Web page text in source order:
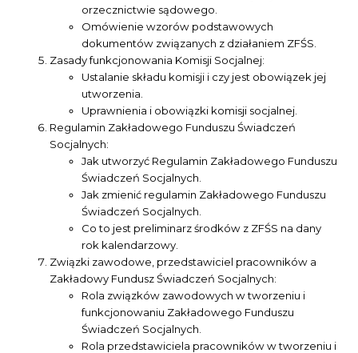
orzecznictwie sądowego.
Omówienie wzorów podstawowych
dokumentów związanych z działaniem ZFŚS.
Zasady funkcjonowania Komisji Socjalnej:
Ustalanie składu komisji i czy jest obowiązek jej
utworzenia.
Uprawnienia i obowiązki komisji socjalnej.
Regulamin Zakładowego Funduszu Świadczeń
Socjalnych:
Jak utworzyć Regulamin Zakładowego Funduszu
Świadczeń Socjalnych.
Jak zmienić regulamin Zakładowego Funduszu
Świadczeń Socjalnych.
Co to jest preliminarz środków z ZFŚS na dany
rok kalendarzowy.
Związki zawodowe, przedstawiciel pracowników a
Zakładowy Fundusz Świadczeń Socjalnych:
Rola związków zawodowych w tworzeniu i
funkcjonowaniu Zakładowego Funduszu
Świadczeń Socjalnych.
Rola przedstawiciela pracowników w tworzeniu i